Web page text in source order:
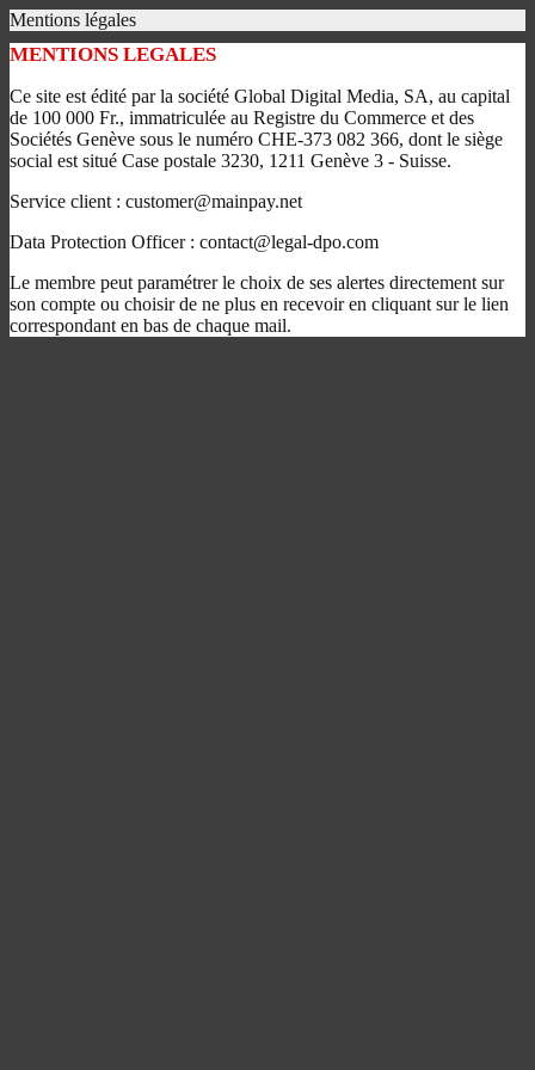
Mentions légales
MENTIONS LEGALES
Ce site est édité par la société Global Digital Media, SA, au capital
de 100 000 Fr., immatriculée au Registre du Commerce et des
Sociétés Genève sous le numéro CHE-373 082 366, dont le siège
social est situé Case postale 3230, 1211 Genève 3 - Suisse.
Service client : customer@mainpay.net
Data Protection Officer : contact@legal-dpo.com
Le membre peut paramétrer le choix de ses alertes directement sur
son compte ou choisir de ne plus en recevoir en cliquant sur le lien
correspondant en bas de chaque mail.